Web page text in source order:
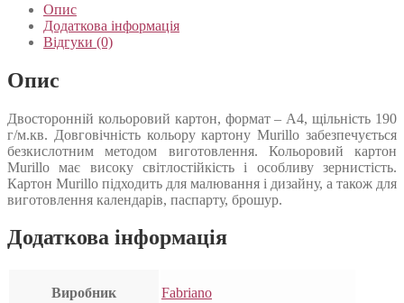
Опис
Додаткова інформація
Відгуки (0)
Опис
Двосторонній кольоровий картон, формат – А4, щільність 190
г/м.кв. Довговічність кольору картону Murillo забезпечується
безкислотним методом виготовлення. Кольоровий картон
Murillo має високу світлостійкість і особливу зернистість.
Картон Murillo підходить для малювання і дизайну, а також для
виготовлення календарів, паспарту, брошур.
Додаткова інформація
Виробник Fabriano